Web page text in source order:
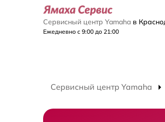
Сервисный центр Yamaha в
Ежедневно с 9:00 до 21:00
Сервисный центр Yamaha